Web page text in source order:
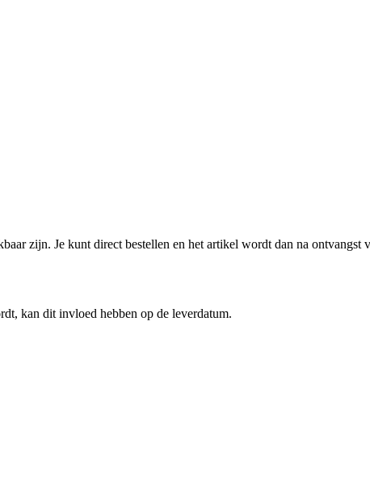
zijn. Je kunt direct bestellen en het artikel wordt dan na ontvangst
kan dit invloed hebben op de leverdatum.